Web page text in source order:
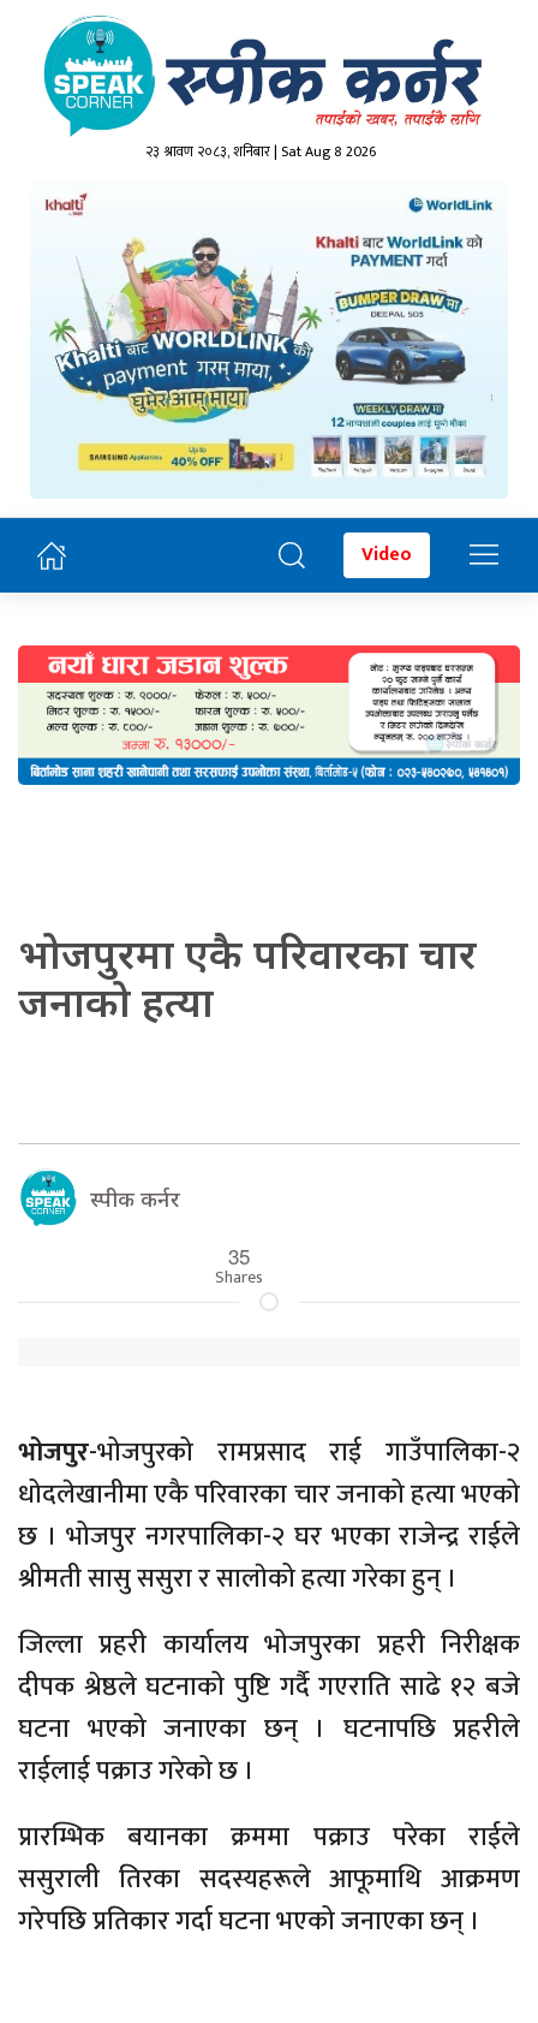
२३ श्रावण २०८३, शनिबार | Sat Aug 8 2026
Video
भोजपुरमा एकै परिवारका चार
जनाको हत्या
स्पीक कर्नर
35
Shares
भोजपुर-भोजपुरको रामप्रसाद राई गाउँपालिका-२
धोदलेखानीमा एकै परिवारका चार जनाको हत्या भएको
छ । भोजपुर नगरपालिका-२ घर भएका राजेन्द्र राईले
श्रीमती सासु ससुरा र सालाेको हत्या गरेका हुन् ।
जिल्ला प्रहरी कार्यालय भोजपुरका प्रहरी निरीक्षक
दीपक श्रेष्ठले घटनाको पुष्टि गर्दै गएराति साढे १२ बजे
घटना भएको जनाएका छन् । घटनापछि प्रहरीले
राईलाई पक्राउ गरेको छ ।
प्रारम्भिक बयानका क्रममा पक्राउ परेका राईले
ससुराली तिरका सदस्यहरूले आफूमाथि आक्रमण
गरेपछि प्रतिकार गर्दा घटना भएको जनाएका छन् ।